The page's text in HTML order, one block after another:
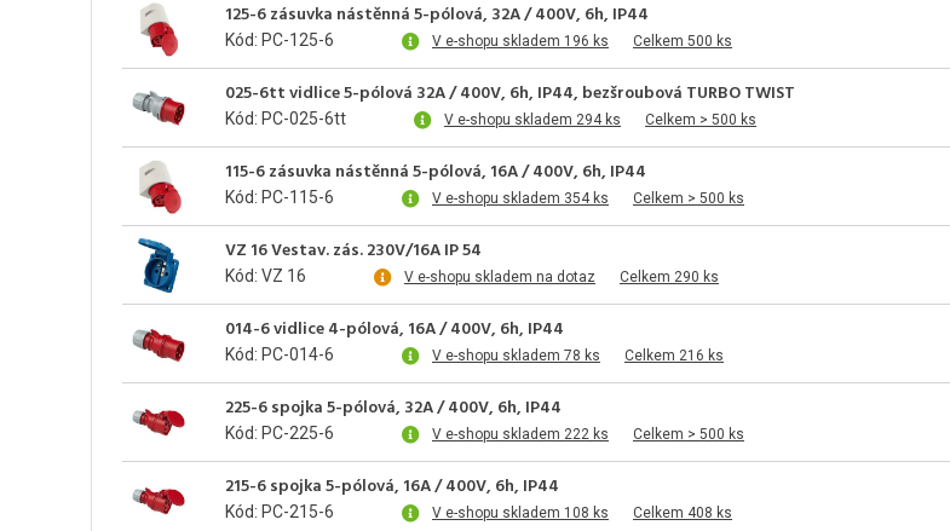
125-6 zásuvka nástěnná 5-pólová, 32A / 400V, 6h, IP44
Kód: PC-125-6 V e-shopu skladem 196 ks Celkem 500 ks
025-6tt vidlice 5-pólová 32A / 400V, 6h, IP44, bezšroubová TURBO TWIST
Kód: PC-025-6tt V e-shopu skladem 294 ks Celkem > 500 ks
115-6 zásuvka nástěnná 5-pólová, 16A / 400V, 6h, IP44
Kód: PC-115-6 V e-shopu skladem 354 ks Celkem > 500 ks
VZ 16 Vestav. zás. 230V/16A IP 54
Kód: VZ 16 V e-shopu skladem na dotaz Celkem 290 ks
014-6 vidlice 4-pólová, 16A / 400V, 6h, IP44
Kód: PC-014-6 V e-shopu skladem 78 ks Celkem 216 ks
225-6 spojka 5-pólová, 32A / 400V, 6h, IP44
Kód: PC-225-6 V e-shopu skladem 222 ks Celkem > 500 ks
215-6 spojka 5-pólová, 16A / 400V, 6h, IP44
Kód: PC-215-6 V e-shopu skladem 108 ks Celkem 408 ks